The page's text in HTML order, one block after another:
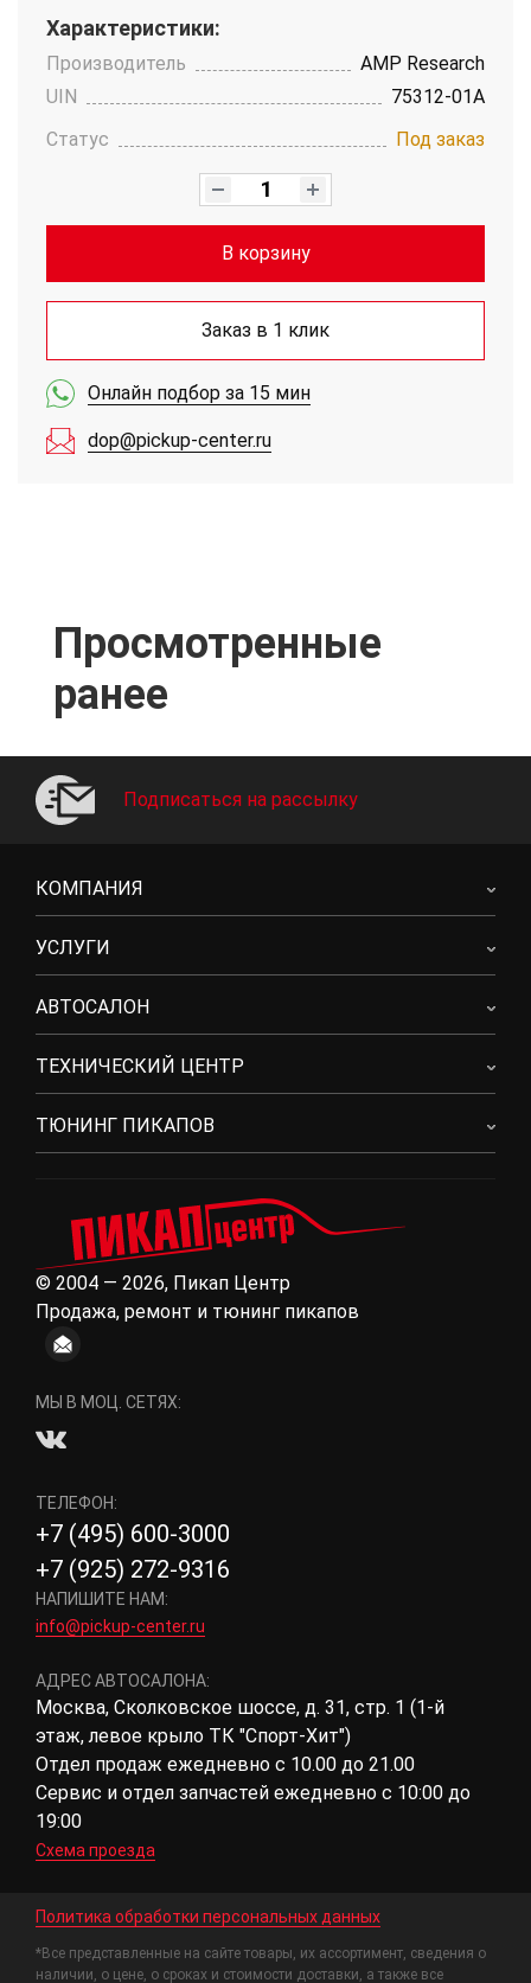
Характеристики:
Производитель
AMP Research
UIN
75312-01A
Статус
Под заказ
В корзину
Заказ в 1 клик
Онлайн подбор за 15 мин
dop@pickup-center.ru
Просмотренные
ранее
Подписаться на рассылку
КОМПАНИЯ
УСЛУГИ
АВТОСАЛОН
ТЕХНИЧЕСКИЙ ЦЕНТР
ТЮНИНГ ПИКАПОВ
© 2004 — 2026, Пикап Центр
Продажа, ремонт и тюнинг пикапов
МЫ В МОЦ. СЕТЯХ:
ТЕЛЕФОН:
+7 (495) 600-3000
+7 (925) 272-9316
НАПИШИТЕ НАМ:
info@pickup-center.ru
АДРЕС АВТОСАЛОНА:
Москва, Сколковское шоссе, д. 31, стр. 1 (1-й
этаж, левое крыло ТК "Спорт-Хит")
Отдел продаж ежедневно с 10.00 до 21.00
Сервис и отдел запчастей ежедневно с 10:00 до
19:00
Схема проезда
Политика обработки персональных данных
*Все представленные на сайте товары, их ассортимент, сведения о
наличии, о цене, о сроках и стоимости доставки, а также все